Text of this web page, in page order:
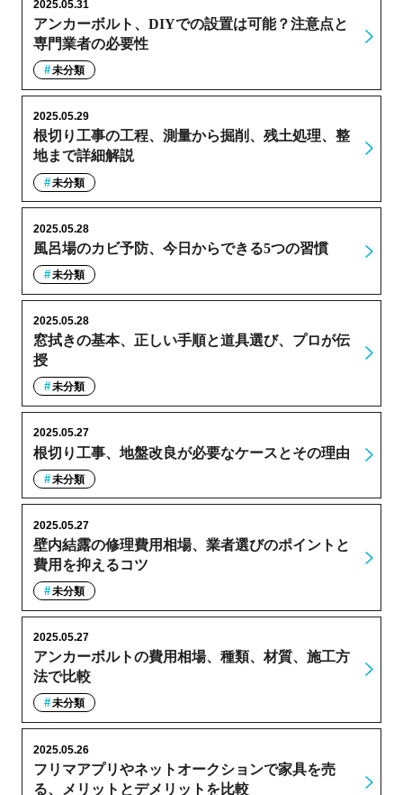
アンカーボルト、DIYでの設置は可能？注意点と
専門業者の必要性
2025.05.31
未分類
根切り工事の工程、測量から掘削、残土処理、整
地まで詳細解説
2025.05.29
未分類
風呂場のカビ予防、今日からできる5つの習慣
2025.05.28
未分類
窓拭きの基本、正しい手順と道具選び、プロが伝
授
2025.05.28
未分類
根切り工事、地盤改良が必要なケースとその理由
2025.05.27
未分類
壁内結露の修理費用相場、業者選びのポイントと
費用を抑えるコツ
2025.05.27
未分類
アンカーボルトの費用相場、種類、材質、施工方
法で比較
2025.05.27
未分類
フリマアプリやネットオークションで家具を売
る、メリットとデメリットを比較
2025.05.26